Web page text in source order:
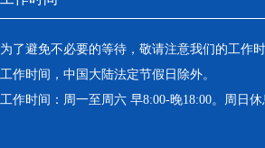
为了避免不必要的等待，敬请注意我们的工作
工作时间，中国大陆法定节假日除外。
工作时间：周一至周六 早8:00-晚18:00。周日休